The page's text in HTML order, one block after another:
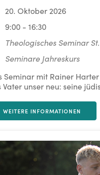
20. Oktober 2026
9:00 - 16:30
Theologisches Seminar
Seminare Jahreskurs
Seminar mit Rainer
Vater unser neu: seine
Erleben wird es im Harp-
gesungen – als
WEITERE INFORMATIONEN